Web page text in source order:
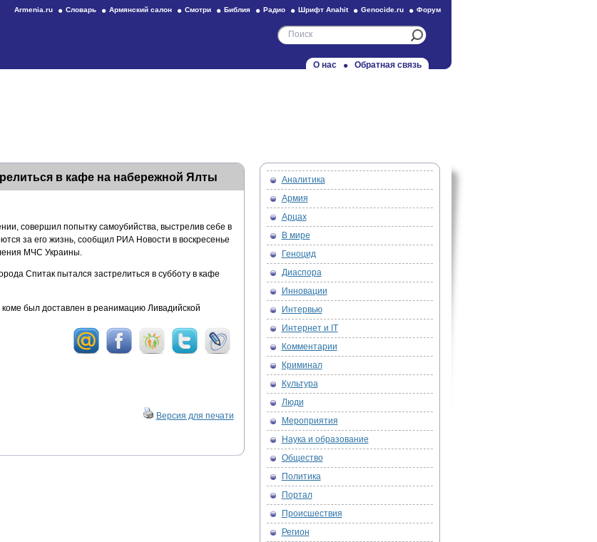
Armenia.ru Словарь Армянский салон Смотри Библия Радио Шрифт Anahit Genocide.ru Форум
О нас Обратная связь
в кафе на набережной Ялты
совершил попытку самоубийства, выстрелив себе в
за его жизнь, сообщил РИА Новости в воскресенье
МЧС Украины.
Спитак пытался застрелиться в субботу в кафе
был доставлен в реанимацию Ливадийской
Версия для печати
Аналитика
Армия
Арцах
В мире
Геноцид
Диаспора
Инновации
Интервью
Интернет и IT
Комментарии
Криминал
Культура
Люди
Мероприятия
Наука и образование
Общество
Политика
Портал
Происшествия
Регион